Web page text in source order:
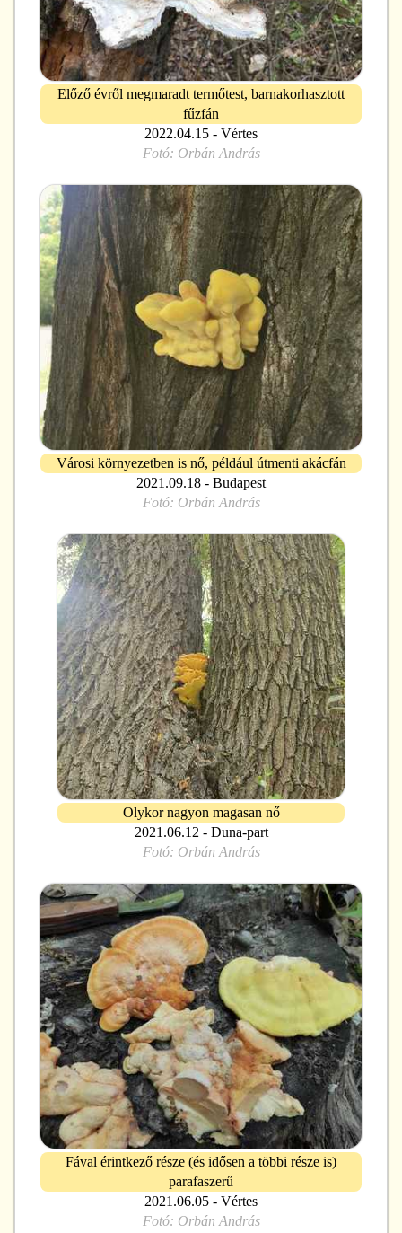
Előző évről megmaradt termőtest, barnakorhasztott
fűzfán
2022.04.15 - Vértes
Fotó: Orbán András
Városi környezetben is nő, például útmenti akácfán
2021.09.18 - Budapest
Fotó: Orbán András
Olykor nagyon magasan nő
2021.06.12 - Duna-part
Fotó: Orbán András
Fával érintkező része (és idősen a többi része is)
parafaszerű
2021.06.05 - Vértes
Fotó: Orbán András